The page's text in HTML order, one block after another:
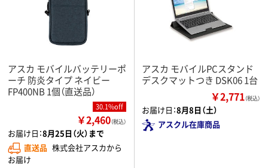
アスカ モバイルバッテリーポ
ーチ 防炎タイプ ネイビー
FP400NB 1個（直送品）
30.1%off
￥2,460（税込）
お届け日：8月25日（火）まで
直送品 株式会社アスカから
お届け
アスカ モバイルPCスタンド
デスクマットつき DSK06 1台
￥2,771（税込）
お届け日：8月8日（土）
アスクル在庫商品